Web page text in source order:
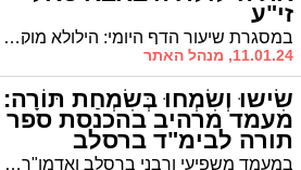
זי"ע
במסגרת שיעור הדף היומי: הילולא מוקדמת לסידנא בבא סאלי זצוק"ל
11.01.24, מנהל האתר
שִׂישוּ וְשִׂמְחוּ בְּשִׂמְחַת תּוֹרָה:
מעמד מרהיב בהכנסת ספר
תורה לבימ"ד ברסלב
במעמד משפיעי ורבני ברסלב ואדמו"רי העיר: שמחת הכנסת ספר תורה לביהמ"ד 'אש תמיד' ברובע ז'